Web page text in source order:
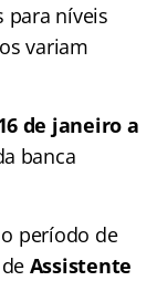
para níveis
variam
de janeiro a
banca
período de
Assistente